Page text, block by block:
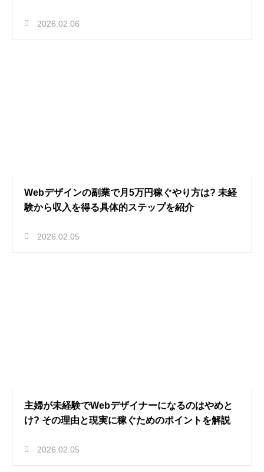
2026.02.06
Webデザインの副業で月5万円稼ぐやり方は? 未経
験から収入を得る具体的ステップを紹介
2026.02.05
主婦が未経験でWebデザイナーになるのはやめと
け? その理由と現実に稼ぐためのポイントを解説
2026.02.05